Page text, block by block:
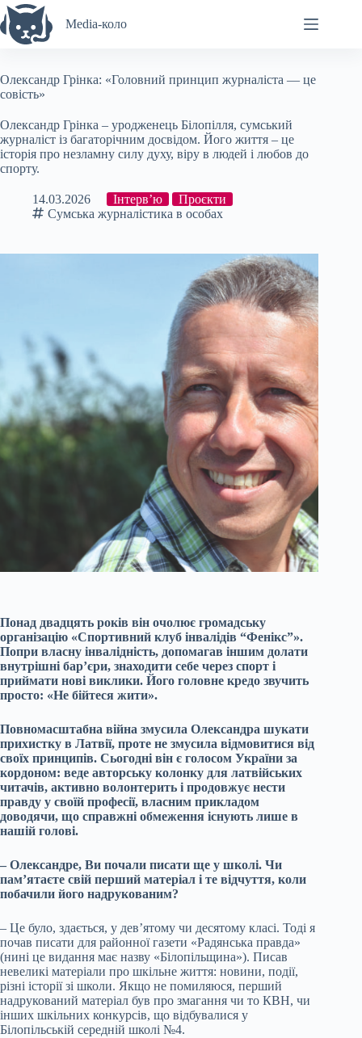
Перейти
до
вмісту
Media-коло
Олександр Грінка: «Головний принцип журналіста — це
совість»
Олександр Грінка – уродженець Білопілля, сумський
журналіст із багаторічним досвідом. Його життя – це
історія про незламну силу духу, віру в людей і любов до
спорту.
14.03.2026 Інтерв’ю
Проєкти
Сумська журналістика в особах
Понад двадцять років він очолює громадську
організацію «Спортивний клуб інвалідів “Фенікс”».
Попри власну інвалідність, допомагав іншим долати
внутрішні бар’єри, знаходити себе через спорт і
приймати нові виклики. Його головне кредо звучить
просто: «Не бійтеся жити».
Повномасштабна війна змусила Олександра шукати
прихистку в Латвії, проте не змусила відмовитися від
своїх принципів. Сьогодні він є голосом України за
кордоном: веде авторську колонку для латвійських
читачів, активно волонтерить і продовжує нести
правду у своїй професії, власним прикладом
доводячи, що справжні обмеження існують лише в
нашій голові.
– Олександре, Ви почали писати ще у школі. Чи
пам’ятаєте свій перший матеріал і те відчуття, коли
побачили його надрукованим?
– Це було, здається, у дев’ятому чи десятому класі. Тоді я
почав писати для районної газети «Радянська правда»
(нині це видання має назву «Білопільщина»). Писав
невеликі матеріали про шкільне життя: новини, події,
різні історії зі школи. Якщо не помиляюся, перший
надрукований матеріал був про змагання чи то КВН, чи
інших шкільних конкурсів, що відбувалися у
Білопільській середній школі №4.